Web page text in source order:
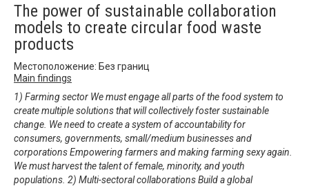
The power of sustainable collaboration
models to create circular food waste
products
Местоположение: Без границ
Main findings
1) Farming sector We must engage all parts of the food system to
create multiple solutions that will collectively foster sustainable
change. We need to create a system of accountability for
consumers, governments, small/medium businesses and
corporations Empowering farmers and making farming sexy again.
We must harvest the talent of female, minority, and youth
populations. 2) Multi-sectoral collaborations Build a global